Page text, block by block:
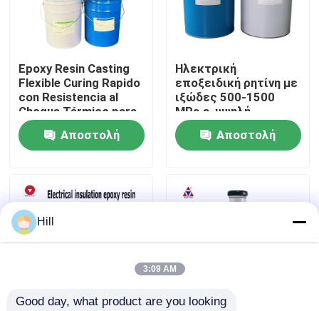
Εμφάνιση VR
Σχετικά με εμάς
Επισκέψεις στο εργοστάσιο
Επικοινωνήστε μαζί μας
Ζητήστε μια προσφορά
Epoxy Resin Casting
Flexible Curing Rapido
con Resistencia al
Choque Térmico para
Aisladores Eléctricos
ExterioresΑποστολή
Ηλεκτρική
εποξειδική ρητίνη με
ιξώδες 500-1500
MPa·s, υψηλή
διηλεκτρική αντοχή
15-25 KV/mm και
ισχυρή πρόσφυση για
Αποστολή
Hill
3:09 AM
Good day, what product are you looking